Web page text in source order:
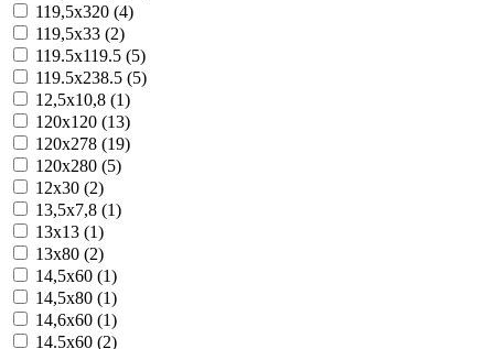
119,5x320 (4)
119,5x33 (2)
119.5x119.5 (5)
119.5x238.5 (5)
12,5x10,8 (1)
120x120 (13)
120x278 (19)
120x280 (5)
12x30 (2)
13,5x7,8 (1)
13x13 (1)
13x80 (2)
14,5x60 (1)
14,5x80 (1)
14,6x60 (1)
14.5x60 (2)